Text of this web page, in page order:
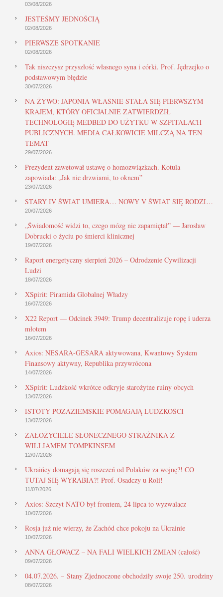
03/08/2026
JESTEŚMY JEDNOŚCIĄ
02/08/2026
PIERWSZE SPOTKANIE
02/08/2026
Tak niszczysz przyszłość własnego syna i córki. Prof. Jędrzejko o
podstawowym błędzie
30/07/2026
NA ŻYWO: JAPONIA WŁAŚNIE STAŁA SIĘ PIERWSZYM
KRAJEM, KTÓRY OFICJALNIE ZATWIERDZIŁ
TECHNOLOGIĘ MEDBED DO UŻYTKU W SZPITALACH
PUBLICZNYCH. MEDIA CAŁKOWICIE MILCZĄ NA TEN
TEMAT
29/07/2026
Prezydent zawetował ustawę o homozwiązkach. Kotula
zapowiada: „Jak nie drzwiami, to oknem”
23/07/2026
STARY IV ŚWIAT UMIERA… NOWY V ŚWIAT SIĘ RODZI…
20/07/2026
„Świadomość widzi to, czego mózg nie zapamiętał” — Jarosław
Dobrucki o życiu po śmierci klinicznej
19/07/2026
Raport energetyczny sierpień 2026 – Odrodzenie Cywilizacji
Ludzi
18/07/2026
XSpirit: Piramida Globalnej Władzy
16/07/2026
X22 Report — Odcinek 3949: Trump decentralizuje ropę i uderza
młotem
16/07/2026
Axios: NESARA-GESARA aktywowana, Kwantowy System
Finansowy aktywny, Republika przywrócona
14/07/2026
XSpirit: Ludzkość wkrótce odkryje starożytne ruiny obcych
13/07/2026
ISTOTY POZAZIEMSKIE POMAGAJĄ LUDZKOŚCI
13/07/2026
ZAŁOŻYCIELE SŁONECZNEGO STRAŻNIKA Z
WILLIAMEM TOMPKINSEM
12/07/2026
Ukraińcy domagają się roszczeń od Polaków za wojnę?! CO
TUTAJ SIĘ WYRABIA?! Prof. Osadczy u Roli!
11/07/2026
Axios: Szczyt NATO był frontem, 24 lipca to wyzwalacz
10/07/2026
Rosja już nie wierzy, że Zachód chce pokoju na Ukrainie
10/07/2026
ANNA GŁOWACZ – NA FALI WIELKICH ZMIAN (całość)
09/07/2026
04.07.2026. – Stany Zjednoczone obchodziły swoje 250. urodziny
08/07/2026